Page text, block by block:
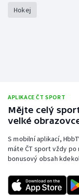
Plážový volejbal
Ragby
Rychlobruslení
Rychlostní
Hokej
APLIKACE ČT SPORT
Mějte celý
velké
S mobilní aplikací,
máte ČT sport vždy
bonusový obsah